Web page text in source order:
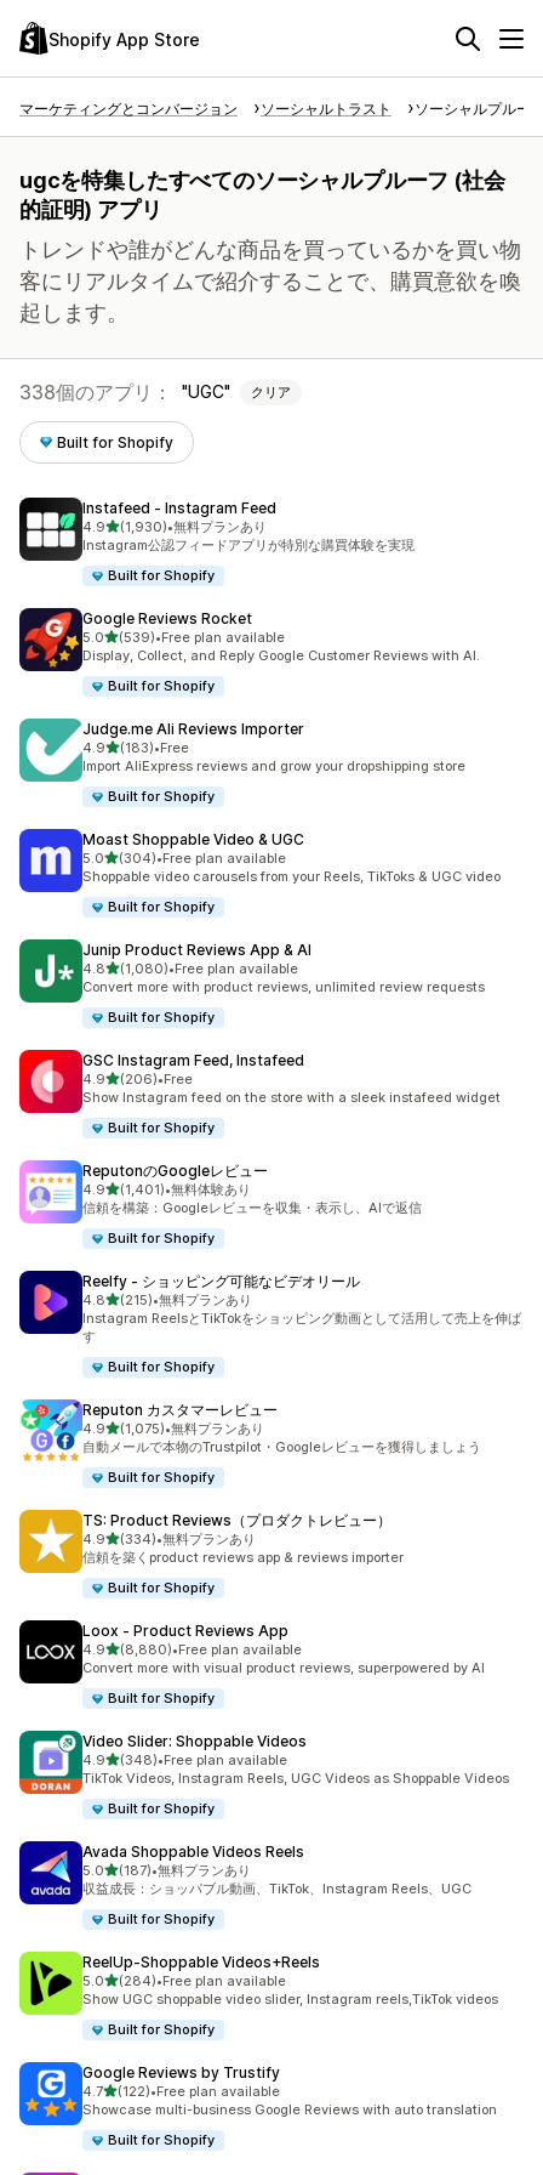
Shopify App Store
マーケティングとコンバージョン ソーシャルトラスト ソーシャルプルー
ugcを特集したすべてのソーシャルプルーフ (社会
的証明) アプリ
トレンドや誰がどんな商品を買っているかを買い物
客にリアルタイムで紹介することで、購買意欲を喚
起します。
338個のアプリ： UGC クリア
Built for Shopify
Instafeed ‑ Instagram Feed
4.95つ星中
(1,930)
合計レビュー数：1930件
•無料プランあり
Instagram公認フィードアプリが特別な購買体験を実現
Built for Shopify
Google Reviews Rocket
5.05つ星中
(539)
合計レビュー数：539件
•Free plan available
Display, Collect, and Reply Google Customer Reviews with AI.
Built for Shopify
Judge.me Ali Reviews Importer
4.95つ星中
(183)
合計レビュー数：183件
•Free
Import AliExpress reviews and grow your dropshipping store
Built for Shopify
Moast Shoppable Video & UGC
5.05つ星中
(304)
合計レビュー数：304件
•Free plan available
Shoppable video carousels from your Reels, TikToks & UGC video
Built for Shopify
Junip Product Reviews App & AI
4.85つ星中
(1,080)
合計レビュー数：1080件
•Free plan available
Convert more with product reviews, unlimited review requests
Built for Shopify
GSC Instagram Feed, Instafeed
4.95つ星中
(206)
合計レビュー数：206件
•Free
Show Instagram feed on the store with a sleek instafeed widget
Built for Shopify
ReputonのGoogleレビュー
4.95つ星中
(1,401)
合計レビュー数：1401件
•無料体験あり
信頼を構築：Googleレビューを収集・表示し、AIで返信
Built for Shopify
Reelfy ‑ ショッピング可能なビデオリール
4.85つ星中
(215)
合計レビュー数：215件
•無料プランあり
Instagram ReelsとTikTokをショッピング動画として活用して売上を伸ば
す
Built for Shopify
Reputon カスタマーレビュー
4.95つ星中
(1,075)
合計レビュー数：1075件
•無料プランあり
自動メールで本物のTrustpilot・Googleレビューを獲得しましょう
Built for Shopify
TS: Product Reviews（プロダクトレビュー）
4.95つ星中
(334)
合計レビュー数：334件
•無料プランあり
信頼を築くproduct reviews app & reviews importer
Built for Shopify
Loox ‑ Product Reviews App
4.95つ星中
(8,880)
合計レビュー数：8880件
•Free plan available
Convert more with visual product reviews, superpowered by AI
Built for Shopify
Video Slider: Shoppable Videos
4.95つ星中
(348)
合計レビュー数：348件
•Free plan available
TikTok Videos, Instagram Reels, UGC Videos as Shoppable Videos
Built for Shopify
Avada Shoppable Videos Reels
5.05つ星中
(187)
合計レビュー数：187件
•無料プランあり
収益成長：ショッパブル動画、TikTok、Instagram Reels、UGC
Built for Shopify
ReelUp‑Shoppable Videos+Reels
5.05つ星中
(284)
合計レビュー数：284件
•Free plan available
Show UGC shoppable video slider, Instagram reels,TikTok videos
Built for Shopify
Google Reviews by Trustify
4.75つ星中
(122)
合計レビュー数：122件
•Free plan available
Showcase multi-business Google Reviews with auto translation
Built for Shopify